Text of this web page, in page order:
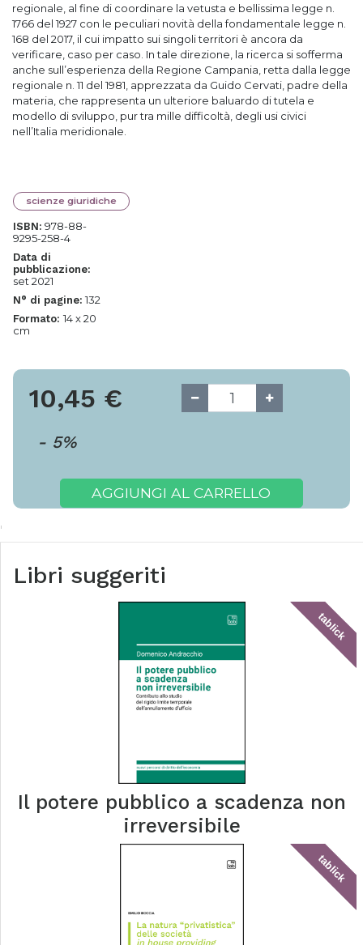
regionale, al fine di coordinare la vetusta e bellissima legge n.
1766 del 1927 con le peculiari novità della fondamentale legge n.
168 del 2017, il cui impatto sui singoli territori è ancora da
verificare, caso per caso. In tale direzione, la ricerca si sofferma
anche sull’esperienza della Regione Campania, retta dalla legge
regionale n. 11 del 1981, apprezzata da Guido Cervati, padre della
materia, che rappresenta un ulteriore baluardo di tutela e
modello di sviluppo, pur tra mille difficoltà, degli usi civici
nell’Italia meridionale.
scienze giuridiche
ISBN: 978-88-
9295-258-4
Data di
pubblicazione:
set 2021
N° di pagine: 132
Formato: 14 x 20
cm
10,45 €
- 5%
AGGIUNGI AL CARRELLO
Libri suggeriti
tablick
Il potere pubblico a scadenza non
irreversibile
tablick